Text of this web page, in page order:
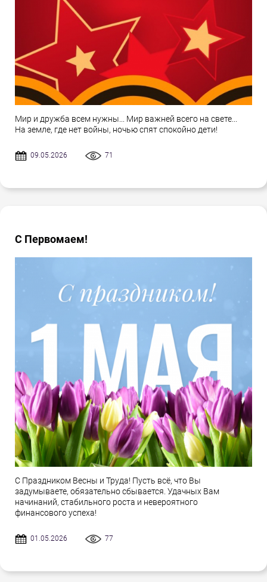
Мир и дружба всем нужны... Мир важней всего на свете...
На земле, где нет войны, ночью спят спокойно дети!
09.05.2026 71
С Первомаем!
С Праздником Весны и Труда! Пусть всё, что Вы
задумываете, обязательно сбывается. Удачных Вам
начинаний, стабильного роста и невероятного
финансового успеха!
01.05.2026 77